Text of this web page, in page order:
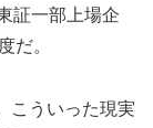
証一部上場企
だ。
こういった現実